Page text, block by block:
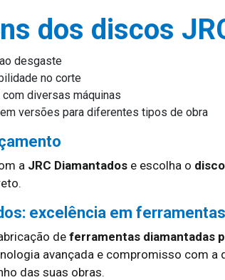
dos discos
desgaste
no corte
diversas máquinas
versões para diferentes tipos de obra
a JRC Diamantados e escolha o
excelência em
de ferramentas diamantadas
avançada e compromisso com a
das suas obras.